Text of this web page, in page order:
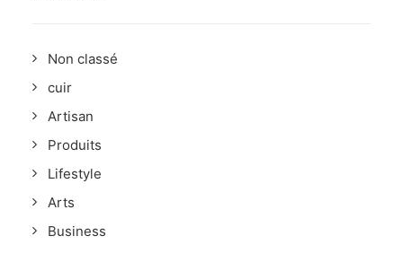
Non classé
cuir
Artisan
Produits
Lifestyle
Arts
Business